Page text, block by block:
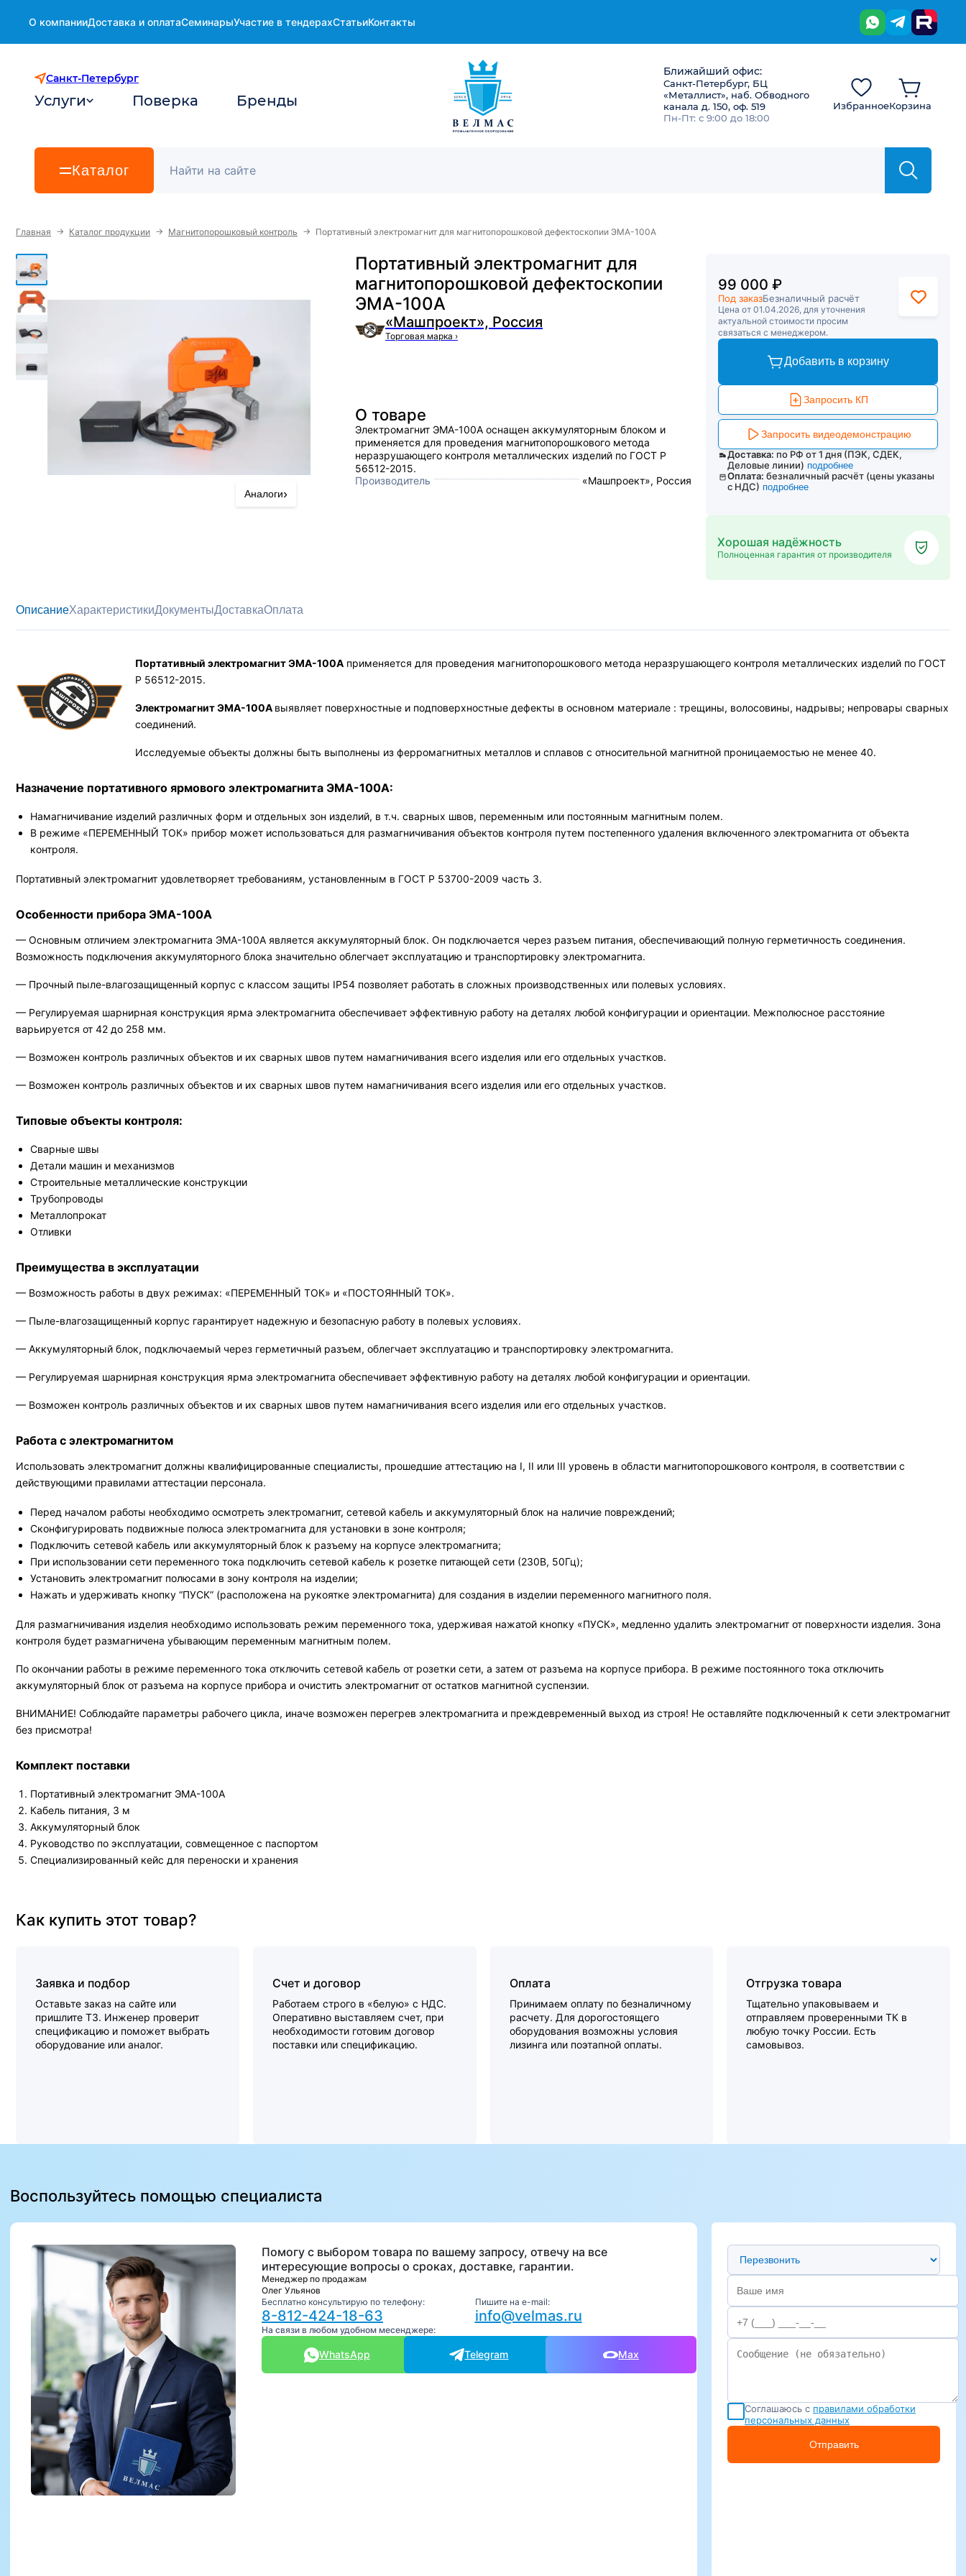
О компанииДоставка и оплатаСеминарыУчастие в тендерахСтатьиКонтакты
Санкт-Петербург
Услуги Поверка Бренды
Ближайший офис:
Санкт-Петербург, БЦ
«Металлист», наб. Обводного
канала д. 150, оф. 519
Пн-Пт: с 9:00 до 18:00
ИзбранноеКорзина
Каталог
Главная → Каталог продукции → Магнитопорошковый контроль → Портативный электромагнит для магнитопорошковой дефектоскопии ЭМА-100А
Портативный электромагнит для
магнитопорошковой дефектоскопии
ЭМА-100А
«Машпроект», Россия
Торговая марка ›
Аналоги›
О товаре
Электромагнит ЭМА-100А оснащен аккумуляторным блоком и
применяется для проведения магнитопорошкового метода
неразрушающего контроля металлических изделий по ГОСТ Р
56512-2015.
Производитель
«Машпроект», Россия
99 000 ₽
Под заказБезналичный расчёт
Цена от 01.04.2026, для уточнения
актуальной стоимости просим
связаться с менеджером.
Добавить в корзину
Запросить КП
Запросить видеодемонстрацию
Доставка: по РФ от 1 дня (ПЭК, СДЕК,
Деловые линии) подробнее
Оплата: безналичный расчёт (цены указаны
с НДС) подробнее
Хорошая надёжность
Полноценная гарантия от производителя
ОписаниеХарактеристикиДокументыДоставкаОплата
Портативный электромагнит ЭМА-100А применяется для проведения магнитопорошкового метода неразрушающего контроля металлических изделий по ГОСТ
Р 56512-2015.
Электромагнит ЭМА-100А выявляет поверхностные и подповерхностные дефекты в основном материале : трещины, волосовины, надрывы; непровары сварных
соединений.
Исследуемые объекты должны быть выполнены из ферромагнитных металлов и сплавов с относительной магнитной проницаемостью не менее 40.
Назначение портативного ярмового электромагнита ЭМА-100А:
Намагничивание изделий различных форм и отдельных зон изделий, в т.ч. сварных швов, переменным или постоянным магнитным полем.
В режиме «ПЕРЕМЕННЫЙ ТОК» прибор может использоваться для размагничивания объектов контроля путем постепенного удаления включенного электромагнита от объекта
контроля.
Портативный электромагнит удовлетворяет требованиям, установленным в ГОСТ Р 53700-2009 часть 3.
Особенности прибора ЭМА-100А
— Основным отличием электромагнита ЭМА-100А является аккумуляторный блок. Он подключается через разъем питания, обеспечивающий полную герметичность соединения.
Возможность подключения аккумуляторного блока значительно облегчает эксплуатацию и транспортировку электромагнита.
— Прочный пыле-влагозащищенный корпус с классом защиты IP54 позволяет работать в сложных производственных или полевых условиях.
— Регулируемая шарнирная конструкция ярма электромагнита обеспечивает эффективную работу на деталях любой конфигурации и ориентации. Межполюсное расстояние
варьируется от 42 до 258 мм.
— Возможен контроль различных объектов и их сварных швов путем намагничивания всего изделия или его отдельных участков.
— Возможен контроль различных объектов и их сварных швов путем намагничивания всего изделия или его отдельных участков.
Типовые объекты контроля:
Сварные швы
Детали машин и механизмов
Строительные металлические конструкции
Трубопроводы
Металлопрокат
Отливки
Преимущества в эксплуатации
— Возможность работы в двух режимах: «ПЕРЕМЕННЫЙ ТОК» и «ПОСТОЯННЫЙ ТОК».
— Пыле-влагозащищенный корпус гарантирует надежную и безопасную работу в полевых условиях.
— Аккумуляторный блок, подключаемый через герметичный разъем, облегчает эксплуатацию и транспортировку электромагнита.
— Регулируемая шарнирная конструкция ярма электромагнита обеспечивает эффективную работу на деталях любой конфигурации и ориентации.
— Возможен контроль различных объектов и их сварных швов путем намагничивания всего изделия или его отдельных участков.
Работа с электромагнитом
Использовать электромагнит должны квалифицированные специалисты, прошедшие аттестацию на I, II или III уровень в области магнитопорошкового контроля, в соответствии с
действующими правилами аттестации персонала.
Перед началом работы необходимо осмотреть электромагнит, сетевой кабель и аккумуляторный блок на наличие повреждений;
Сконфигурировать подвижные полюса электромагнита для установки в зоне контроля;
Подключить сетевой кабель или аккумуляторный блок к разъему на корпусе электромагнита;
При использовании сети переменного тока подключить сетевой кабель к розетке питающей сети (230В, 50Гц);
Установить электромагнит полюсами в зону контроля на изделии;
Нажать и удерживать кнопку “ПУСК” (расположена на рукоятке электромагнита) для создания в изделии переменного магнитного поля.
Для размагничивания изделия необходимо использовать режим переменного тока, удерживая нажатой кнопку «ПУСК», медленно удалить электромагнит от поверхности изделия. Зона
контроля будет размагничена убывающим переменным магнитным полем.
По окончании работы в режиме переменного тока отключить сетевой кабель от розетки сети, а затем от разъема на корпусе прибора. В режиме постоянного тока отключить
аккумуляторный блок от разъема на корпусе прибора и очистить электромагнит от остатков магнитной суспензии.
ВНИМАНИЕ! Соблюдайте параметры рабочего цикла, иначе возможен перегрев электромагнита и преждевременный выход из строя! Не оставляйте подключенный к сети электромагнит
без присмотра!
Комплект поставки
Портативный электромагнит ЭМА-100А
Кабель питания, 3 м
Аккумуляторный блок
Руководство по эксплуатации, совмещенное с паспортом
Специализированный кейс для переноски и хранения
Как купить этот товар?
Заявка и подбор
Оставьте заказ на сайте или
пришлите ТЗ. Инженер проверит
спецификацию и поможет выбрать
оборудование или аналог.
Счет и договор
Работаем строго в «белую» с НДС.
Оперативно выставляем счет, при
необходимости готовим договор
поставки или спецификацию.
Оплата
Принимаем оплату по безналичному
расчету. Для дорогостоящего
оборудования возможны условия
лизинга или поэтапной оплаты.
Отгрузка товара
Тщательно упаковываем и
отправляем проверенными ТК в
любую точку России. Есть
самовывоз.
Воспользуйтесь помощью специалиста
Помогу с выбором товара по вашему запросу, отвечу на все
интересующие вопросы о сроках, доставке, гарантии.
Менеджер по продажам
Олег Ульянов
Бесплатно консультирую по телефону:
8-812-424-18-63
Пишите на e-mail:
info@velmas.ru
На связи в любом удобном месенджере:
WhatsApp Telegram Max
Предпочтительный способ связи
Соглашаюсь с правилами обработки
персональных данных
Отправить